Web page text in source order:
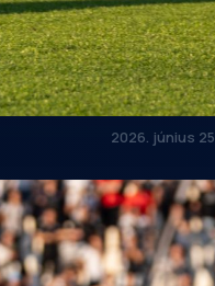
2026. június 25.